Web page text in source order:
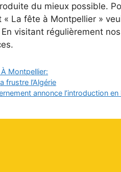
du mieux possible.
« La fête à Montpellier »
visitant régulièrement
Montpellier:
frustre l’Algérie
annonce l’introduction